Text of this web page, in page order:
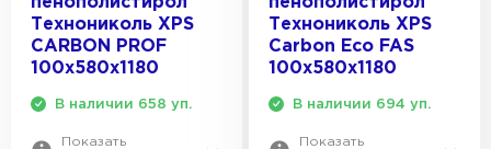
Технониколь XPS
CARBON PROF
100х580х1180
В наличии 658 уп.
Показать
Технониколь XPS
Carbon Eco FAS
100х580х1180
В наличии 694 уп.
Показать
Утеплитель Rockwool